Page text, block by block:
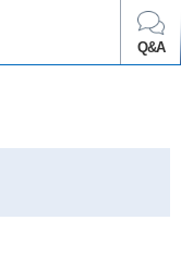
Q&A